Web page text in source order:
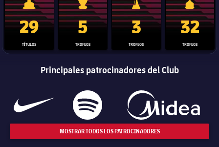
Trofeo de La Liga
29
TÍTULOS
Trofeo de la Liga de Campeones
5
TROFEOS
Trofeo del Mundial de
3
TROFEOS
Copa del
32
TROFEOS
Principales patrocinadores del Club
MOSTRAR TODOS LOS PATROCINADORES